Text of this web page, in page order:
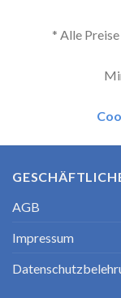
* Alle
AGB
Impressum